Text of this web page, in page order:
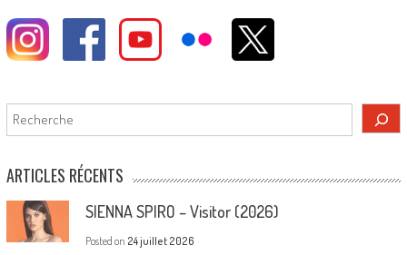
Rechercher
ARTICLES RÉCENTS
SIENNA SPIRO – Visitor (2026)
Posted on 24 juillet 2026